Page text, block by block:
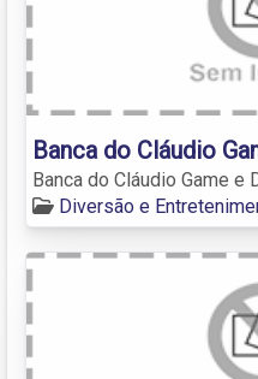
Banca do Cláudio
Banca do Cláudio Game e
Diversão e